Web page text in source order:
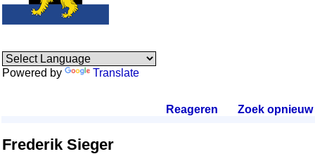
Powered by Translate
Reageren Zoek opnieuw.
Frederik Sieger